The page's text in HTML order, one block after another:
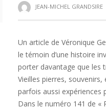
JEAN-MICHEL GRANDSIRE
Un article de Véronique
le témoin d’une histoire
porter davantage que les
Vieilles pierres,
parfois aussi expériences
Dans le numéro 141 de «